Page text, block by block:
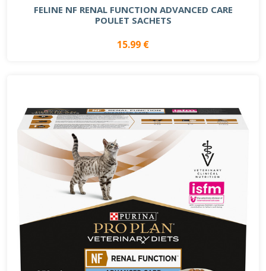
FELINE NF RENAL FUNCTION ADVANCED CARE
POULET SACHETS
15.99 €